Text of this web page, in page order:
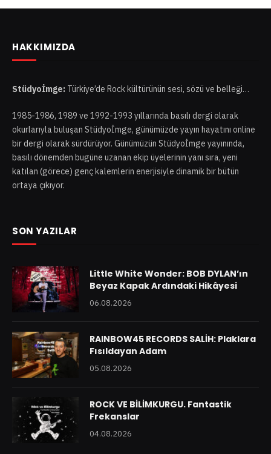
HAKKIMIZDA
Stüdyoİmge: Türkiye’de Rock kültürünün sesi, sözü ve belleği…
1985-1986, 1989 ve 1992-1993 yıllarında basılı dergi olarak
okurlarıyla buluşan Stüdyoİmge, günümüzde yayın hayatını online
bir dergi olarak sürdürüyor. Günümüzün Stüdyoİmge yayınında,
basılı dönemden bugüne uzanan ekip üyelerinin yanı sıra, yeni
katılan (görece) genç kalemlerin enerjisiyle dinamik bir bütün
ortaya çıkıyor.
SON YAZILAR
Little White Wonder: BOB DYLAN’ın
Beyaz Kapak Ardındaki Hikâyesi
06.08.2026
RAINBOW45 RECORDS SALİH: Plaklara
Fısıldayan Adam
05.08.2026
ROCK VE BİLİMKURGU. Fantastik
Frekanslar
04.08.2026